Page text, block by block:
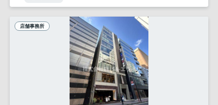
店舗事務所